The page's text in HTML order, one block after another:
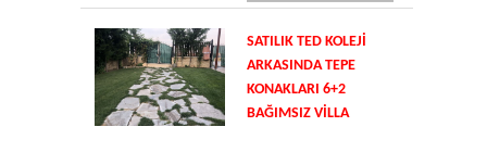
SATILIK TED KOLEJI
ARKASINDA TEPE
KONAKLARI 6+2
BAĞIMSIZ VILLA